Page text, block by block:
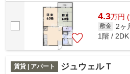
ひ当社へお問い合わせ下さい。
4.3万円
敷金 2ヶ
1階 /
賃貸 | アパート ジュウェルＴ